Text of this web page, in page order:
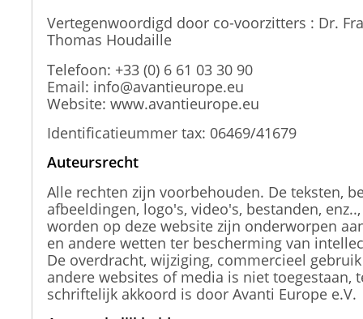
Vertegenwoordigd door co-voorzitters : Dr.
Thomas Houdaille
Telefoon: +33 (0) 6 61 03 30 90
Email: info@avantieurope.eu
Website: www.avantieurope.eu
Identificatieummer tax: 06469/41679
Auteursrecht
Alle rechten zijn voorbehouden. De teksten,
afbeeldingen, logo's, video's, bestanden,
worden op deze website zijn onderworpen
en andere wetten ter bescherming van
De overdracht, wijziging, commercieel
andere websites of media is niet toegestaan​​,
schriftelijk akkoord is door Avanti Europe e.V.